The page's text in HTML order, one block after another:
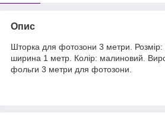
Опис
Шторка для фотозони 3 метри. Розмір:
ширина 1 метр. Колір: малиновий.
фольги 3 метри для фотозони.